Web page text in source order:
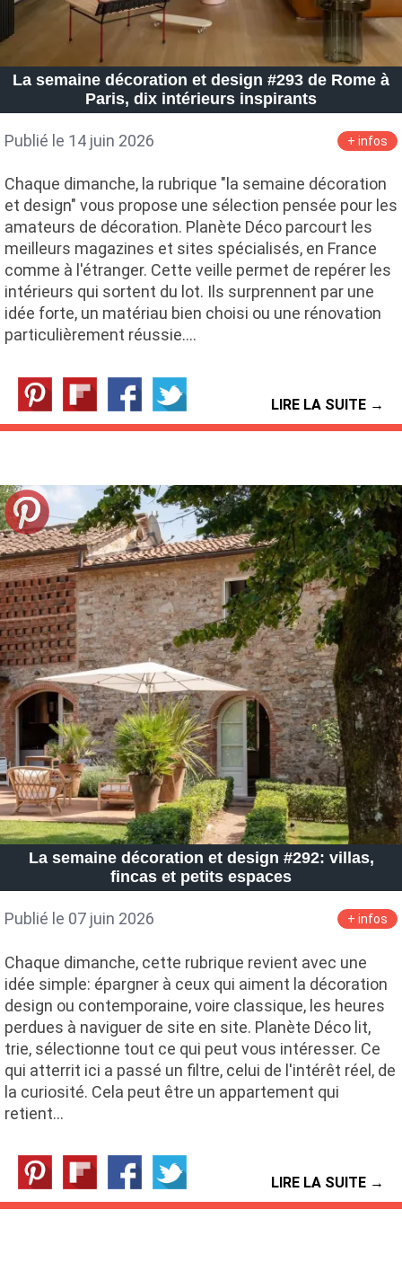
La semaine décoration et design #293 de Rome à
Paris, dix intérieurs inspirants
Publié le 14 juin 2026 + infos
Chaque dimanche, la rubrique "la semaine décoration
et design" vous propose une sélection pensée pour les
amateurs de décoration. Planète Déco parcourt les
meilleurs magazines et sites spécialisés, en France
comme à l'étranger. Cette veille permet de repérer les
intérieurs qui sortent du lot. Ils surprennent par une
idée forte, un matériau bien choisi ou une rénovation
particulièrement réussie.…
LIRE LA SUITE →
La semaine décoration et design #292: villas,
fincas et petits espaces
Publié le 07 juin 2026 + infos
Chaque dimanche, cette rubrique revient avec une
idée simple: épargner à ceux qui aiment la décoration
design ou contemporaine, voire classique, les heures
perdues à naviguer de site en site. Planète Déco lit,
trie, sélectionne tout ce qui peut vous intéresser. Ce
qui atterrit ici a passé un filtre, celui de l'intérêt réel, de
la curiosité. Cela peut être un appartement qui
retient…
LIRE LA SUITE →